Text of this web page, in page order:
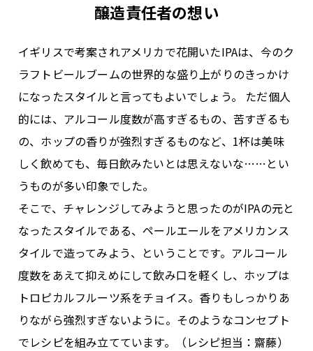
醸造責任者の想い
イギリスで考案されアメリカで花開いたIPAは、今のク
ラフトビールブームの世界的な盛り上がりのきっかけ
になったスタイルと言ってもよいでしょう。 ただ個人
的には、アルコール度数が高すぎるもの、苦すぎるも
の、ホップの香りが強烈すぎるものなど、1杯は美味
しく飲めても、毎日飲みたいとは思えないな……とい
うものが多い印象でした。
そこで、チャレンジしてみようと思ったのがIPAの元と
なったスタイルである、ペールエールをアメリカンス
タイルで造ってみよう、ということです。アルコール
度数をあえて抑えめにして飲み口を軽くし、ホップは
トロピカルフルーツ系をチョイス。香りもしっかりあ
りながら強烈すぎないように。そのようなコンセプト
でレシピを組み立てています。（レシピ担当：齋藤）